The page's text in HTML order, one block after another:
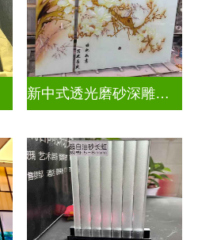
新中式透光磨砂深雕浮雕玻璃